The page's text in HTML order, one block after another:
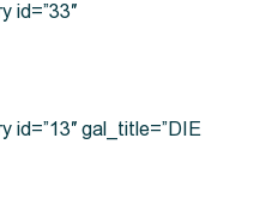
id=”33″
id=”13″ gal_title=”DIE